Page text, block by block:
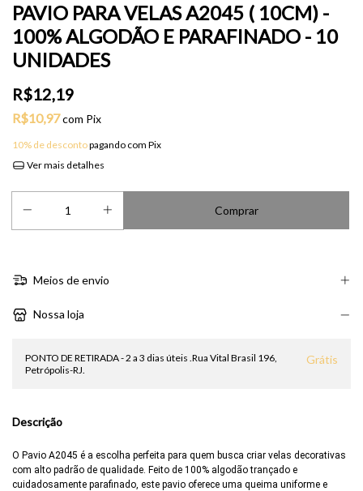
PAVIO PARA VELAS A2045 ( 10CM) -
100% ALGODÃO E PARAFINADO - 10
UNIDADES
R$12,19
R$10,97com Pix
10% de descontopagando com Pix
Ver mais detalhes
Meios de envio
Nossa loja
PONTO DE RETIRADA - 2 a 3 dias úteis .Rua Vital Brasil 196,
Petrópolis-RJ.
Grátis
Descrição
O Pavio A2045 é a escolha perfeita para quem busca criar velas decorativas
com alto padrão de qualidade. Feito de 100% algodão trançado e
cuidadosamente parafinado, este pavio oferece uma queima uniforme e